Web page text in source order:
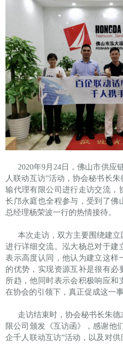
2020年9月24日，佛山市供应
人联动互访”活动，协会秘书长
输代理有限公司进行走访交流，
长邝永庭也全程参与，受到了佛
总经理杨荣波一行的热情接待。
本次走访，双方主要围绕建立
进行详细交流。泓大杨总对于建
表示高度认同，他认为建立这样
的优势，实现资源互补是很有必
所趋，他同时表示会积极响应和
在协会的引领下，真正促成这一
走访结束时，协会秘书长朱德
限公司颁发《互访函》，感谢他
企千人联动互访”活动，以及对